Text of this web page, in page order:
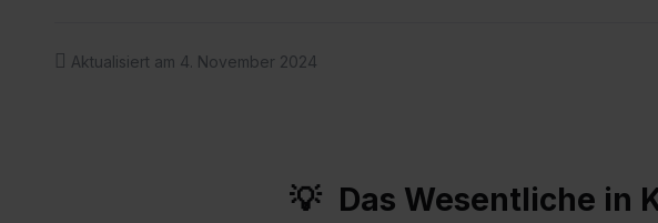
Aktualisiert am 4. November 2024
Das Wesentliche in